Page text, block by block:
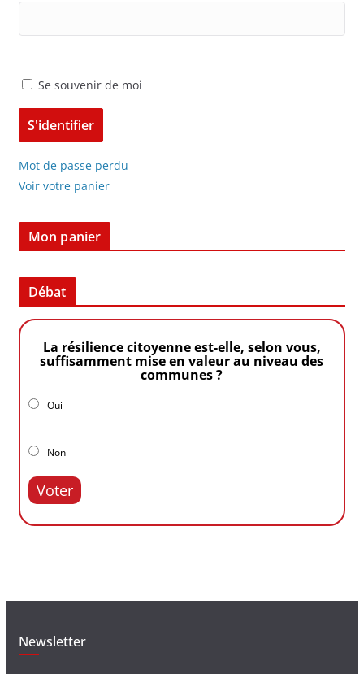
Se souvenir de moi
Mot de passe perdu
Voir votre panier
Mon panier
Débat
La résilience citoyenne est-elle, selon vous,
suffisamment mise en valeur au niveau des
communes ?
Oui
Non
Voter
Newsletter